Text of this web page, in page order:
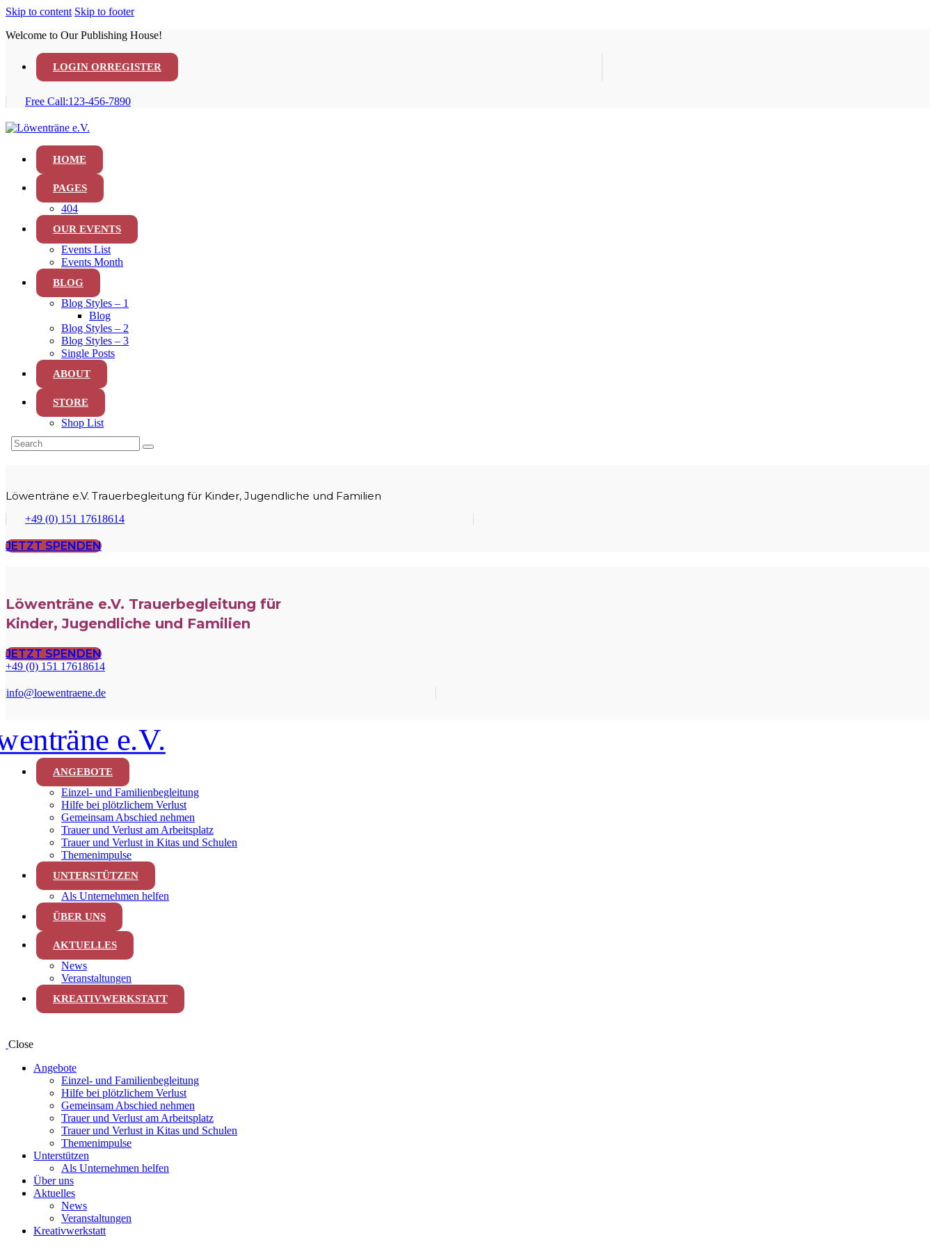
Skip to content Skip to footer
Welcome to Our Publishing House!
LOGIN ORREGISTER
Free Call:123-456-7890
HOME
PAGES
404
OUR EVENTS
Events List
Events Month
BLOG
Blog Styles – 1
Blog
Blog Styles – 2
Blog Styles – 3
Single Posts
ABOUT
STORE
Shop List
Löwenträne e.V. Trauerbegleitung für Kinder, Jugendliche und Familien
+49 (0) 151 17618614
JETZT SPENDEN
Löwenträne e.V. Trauerbegleitung für
Kinder, Jugendliche und Familien
JETZT SPENDEN
+49 (0) 151 17618614
info@loewentraene.de
ANGEBOTE
Einzel- und Familienbegleitung
Hilfe bei plötzlichem Verlust
Gemeinsam Abschied nehmen
Trauer und Verlust am Arbeitsplatz
Trauer und Verlust in Kitas und Schulen
Themenimpulse
UNTERSTÜTZEN
Als Unternehmen helfen
ÜBER UNS
AKTUELLES
News
Veranstaltungen
KREATIVWERKSTATT
Close
Angebote
Einzel- und Familienbegleitung
Hilfe bei plötzlichem Verlust
Gemeinsam Abschied nehmen
Trauer und Verlust am Arbeitsplatz
Trauer und Verlust in Kitas und Schulen
Themenimpulse
Unterstützen
Als Unternehmen helfen
Über uns
Aktuelles
News
Veranstaltungen
Kreativwerkstatt